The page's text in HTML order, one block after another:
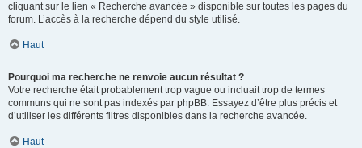
cliquant sur le lien « Recherche avancée » disponible sur toutes les pages du
forum. L’accès à la recherche dépend du style utilisé.
Haut
Pourquoi ma recherche ne renvoie aucun résultat ?
Votre recherche était probablement trop vague ou incluait trop de termes
communs qui ne sont pas indexés par phpBB. Essayez d’être plus précis et
d’utiliser les différents filtres disponibles dans la recherche avancée.
Haut